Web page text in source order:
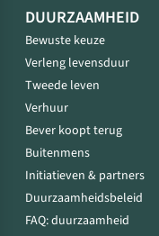
DUURZAAMHEID
Bewuste keuze
Verleng levensduur
Tweede leven
Verhuur
Bever koopt terug
Buitenmens
Initiatieven & partners
Duurzaamheidsbeleid
FAQ: duurzaamheid